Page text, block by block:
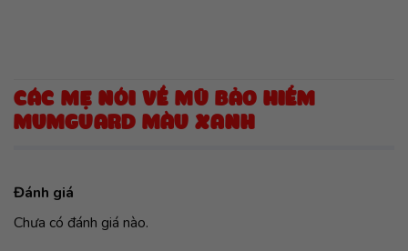
CÁC MẸ NÓI VỀ MŨ BẢO HIỂM
MUMGUARD MÀU XANH
Đánh giá
Chưa có đánh giá nào.